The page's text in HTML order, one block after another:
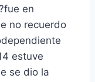
en
no recuerdo
estuve
se dio la